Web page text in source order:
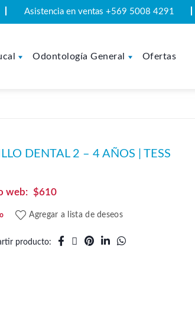
Asistencia en ventas +569 5008 4291
Odontología General Ofertas
DENTAL 2 – 4 AÑOS | TESS
$610
Agregar a lista de deseos
producto